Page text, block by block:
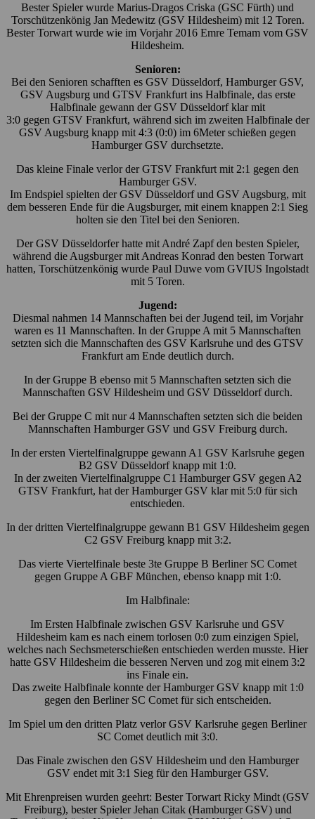
Bester Spieler wurde Marius-Dragos Criska (GSC Fürth) und
Torschützenkönig Jan Medewitz (GSV Hildesheim) mit 12 Toren.
Bester Torwart wurde wie im Vorjahr 2016 Emre Temam vom GSV
Hildesheim.
Senioren:
Bei den Senioren schafften es GSV Düsseldorf, Hamburger GSV,
GSV Augsburg und GTSV Frankfurt ins Halbfinale, das erste
Halbfinale gewann der GSV Düsseldorf klar mit
3:0 gegen GTSV Frankfurt, während sich im zweiten Halbfinale der
GSV Augsburg knapp mit 4:3 (0:0) im 6Meter schießen gegen
Hamburger GSV durchsetzte.
Das kleine Finale verlor der GTSV Frankfurt mit 2:1 gegen den
Hamburger GSV.
Im Endspiel spielten der GSV Düsseldorf und GSV Augsburg, mit
dem besseren Ende für die Augsburger, mit einem knappen 2:1 Sieg
holten sie den Titel bei den Senioren.
Der GSV Düsseldorfer hatte mit André Zapf den besten Spieler,
während die Augsburger mit Andreas Konrad den besten Torwart
hatten, Torschützenkönig wurde Paul Duwe vom GVIUS Ingolstadt
mit 5 Toren.
Jugend:
Diesmal nahmen 14 Mannschaften bei der Jugend teil, im Vorjahr
waren es 11 Mannschaften. In der Gruppe A mit 5 Mannschaften
setzten sich die Mannschaften des GSV Karlsruhe und des GTSV
Frankfurt am Ende deutlich durch.
In der Gruppe B ebenso mit 5 Mannschaften setzten sich die
Mannschaften GSV Hildesheim und GSV Düsseldorf durch.
Bei der Gruppe C mit nur 4 Mannschaften setzten sich die beiden
Mannschaften Hamburger GSV und GSV Freiburg durch.
In der ersten Viertelfinalgruppe gewann A1 GSV Karlsruhe gegen
B2 GSV Düsseldorf knapp mit 1:0.
In der zweiten Viertelfinalgruppe C1 Hamburger GSV gegen A2
GTSV Frankfurt, hat der Hamburger GSV klar mit 5:0 für sich
entschieden.
In der dritten Viertelfinalgruppe gewann B1 GSV Hildesheim gegen
C2 GSV Freiburg knapp mit 3:2.
Das vierte Viertelfinale beste 3te Gruppe B Berliner SC Comet
gegen Gruppe A GBF München, ebenso knapp mit 1:0.
Im Halbfinale:
Im Ersten Halbfinale zwischen GSV Karlsruhe und GSV
Hildesheim kam es nach einem torlosen 0:0 zum einzigen Spiel,
welches nach Sechsmeterschießen entschieden werden musste. Hier
hatte GSV Hildesheim die besseren Nerven und zog mit einem 3:2
ins Finale ein.
Das zweite Halbfinale konnte der Hamburger GSV knapp mit 1:0
gegen den Berliner SC Comet für sich entscheiden.
Im Spiel um den dritten Platz verlor GSV Karlsruhe gegen Berliner
SC Comet deutlich mit 3:0.
Das Finale zwischen den GSV Hildesheim und den Hamburger
GSV endet mit 3:1 Sieg für den Hamburger GSV.
Mit Ehrenpreisen wurden geehrt: Bester Torwart Ricky Mindt (GSV
Freiburg), bester Spieler Jehan Citak (Hamburger GSV) und